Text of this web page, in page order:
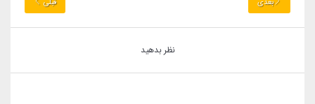
بعدی قبلی
نظر بدهید